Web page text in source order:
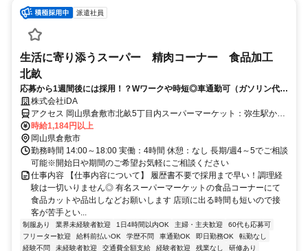
派遣社員
生活に寄り添うスーパー 精肉コーナー 食品加工
北畝
応募から1週間後には採用！？Wワークや時短◎車通勤可（ガソリン代・
駐車場有）
株式会社iDA
アクセス 岡山県倉敷市北畝5丁目内スーパーマーケット：弥生駅から
車で約6分 車通勤可
時給1,184円以上
岡山県倉敷市
勤務時間 14:00～18:00 実働：4時間 休憩：なし 長期/週4～5でご相談
可能※開始日や期間のご希望お気軽にご相談ください
仕事内容 【仕事内容について】 履歴書不要で採用まで早い！調理経
験は一切いりません◎ 有名スーパーマーケットの食品コーナーにて
食品カットや品出しなどお願いします 店頭に出る時間も短いので接
客が苦手とい...
制服あり 業界未経験者歓迎 1日4時間以内OK 主婦・主夫歓迎
60代も応募可
フリーター歓迎
給料前払いOK 学歴不問 車通勤OK 即日勤務OK
転勤なし
経験不問
未経験者歓迎 交通費全額支給 経験者歓迎 残業なし
研修あり